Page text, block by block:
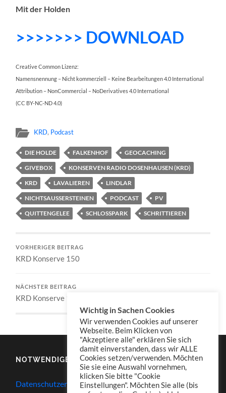
Mit der Holden
>>>>>>> DOWNLOAD
Creative Common Lizenz:
Namensnennung – Nicht kommerziell – Keine Bearbeitungen 4.0 International
Attribution – NonCommercial – NoDerivatives 4.0 International
(CC BY-NC-ND 4.0)
KRD, Podcast
DIE HOLDE FALKENHOF
GEOCACHING
GIVEBOX
KONSERVEN RADIO DOSENHAUSEN (KRD)
KRD
LAVALIEREN
LINDLAR
NICHTSAUSSERSTEINEN
PODCAST
PV
QUITTENGELEE
SCHLOSSPARK SCHRITTIEREN
VORHERIGER BEITRAG
KRD Konserve 150
NÄCHSTER BEITRAG
KRD Konserve 152
NOTWENDIGES
Datenschutzerklärung
Wichtig in Sachen Cookies
Wir verwenden Cookies auf unserer
Webseite. Beim Klicken von
"Akzeptiere alle" erklären Sie sich
damit einverstanden, dass wir ALLE
Cookies setzen/verwenden. Möchten
Sie sie eine Auswahl vornehmen,
klicken Sie bitte "Cookie
Einstellungen". Möchten Sie alle (bis